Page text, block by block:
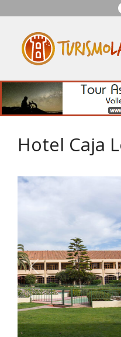
contenido
Hotel Caja
Anterior